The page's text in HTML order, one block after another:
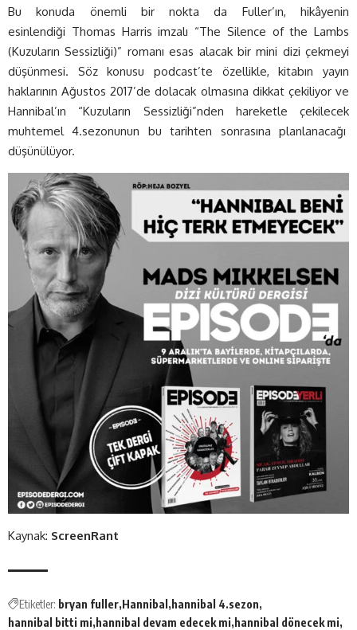
Bu konuda önemli bir nokta da Fuller’ın, hikâyenin
esinlendiği Thomas Harris imzalı “The Silence of the Lambs
(Kuzuların Sessizliği)” romanı esas alacak bir mini dizi çekmeyi
düşünmesi. Söz konusu podcast’te özellikle, kitabın yayın
haklarının Ağustos 2017’de dolacak olmasına dikkat çekiliyor ve
Hannibal’ın “Kuzuların Sessizliği”nden hareketle çekilecek
muhtemel 4.sezonunun bu tarihten sonrasına planlanacağı
düşünülüyor.
Kaynak: ScreenRant
Etiketler: bryan fuller Hannibal
hannibal 4.sezon
hannibal bitti mi hannibal devam edecek mi hannibal dönecek mi